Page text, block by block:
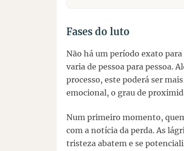
Fases do luto
Não há um período exato
varia de pessoa para pessoa.
processo, este poderá ser
emocional, o grau de
Num primeiro momento,
com a notícia da perda. As
tristeza abatem e se